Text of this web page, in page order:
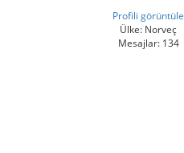
Profili görüntüle
Ülke: Norveç
Mesajlar: 134